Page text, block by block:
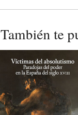
También te